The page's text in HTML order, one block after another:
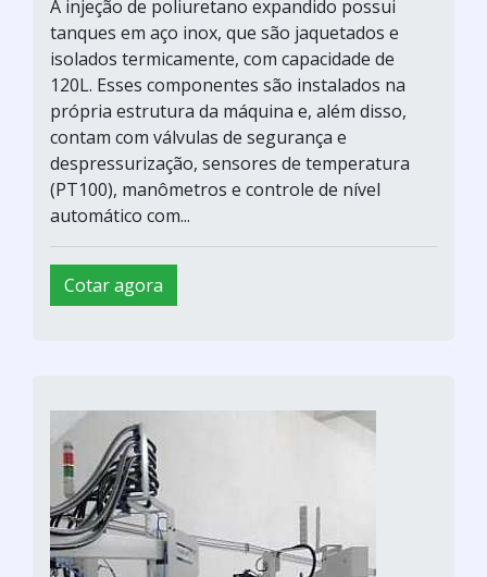
A injeção de poliuretano expandido possui
tanques em aço inox, que são jaquetados e
isolados termicamente, com capacidade de
120L. Esses componentes são instalados na
própria estrutura da máquina e, além disso,
contam com válvulas de segurança e
despressurização, sensores de temperatura
(PT100), manômetros e controle de nível
automático com...
Cotar agora